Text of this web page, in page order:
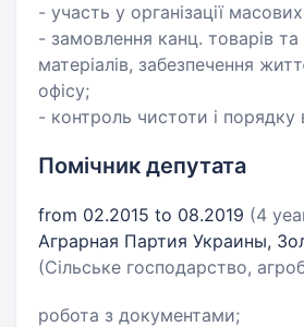
- участь у організації
- замовлення канц. товарів
матеріалів, забезпечення
офісу;
- контроль чистоти і порядку
Помічник депутата
from 02.2015 to 08.2019 (4
Аграрная Партия Украины,
(Сільське господарство,
робота з документами;